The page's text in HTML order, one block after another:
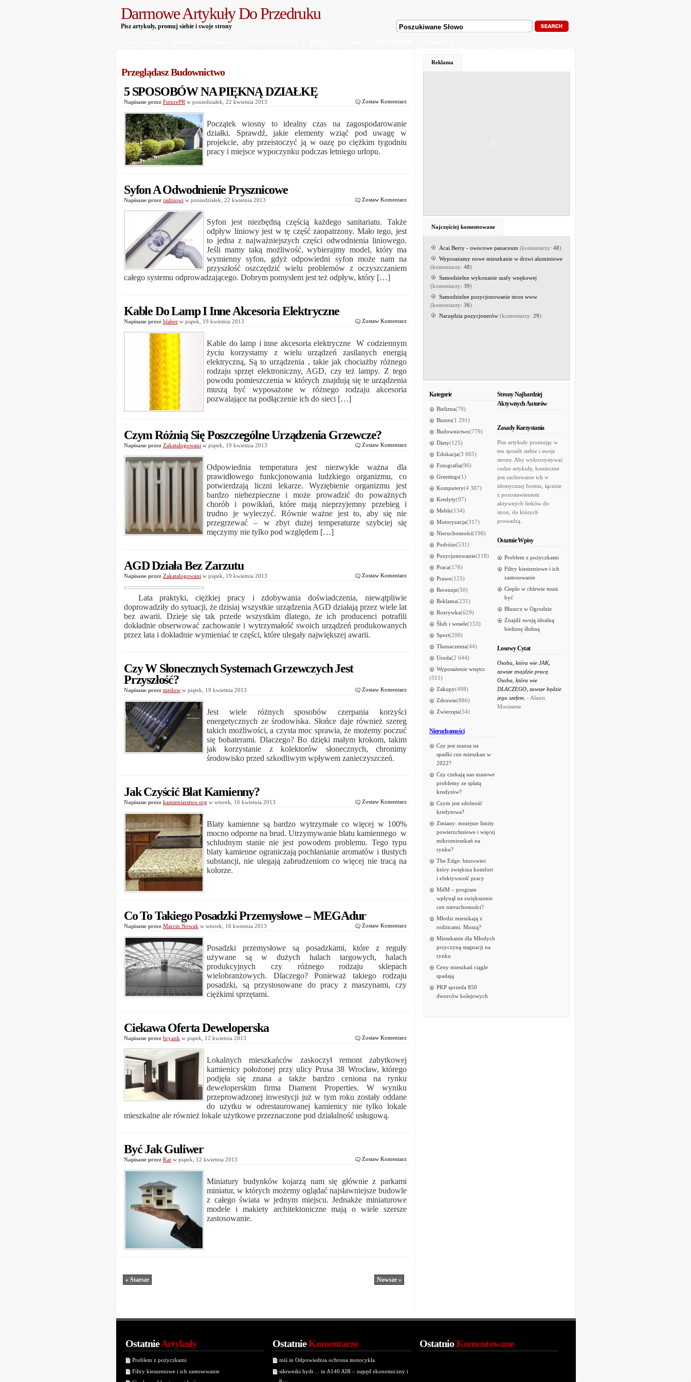
Darmowe Artykuły Do Przedruku
Pisz artykuły, promuj siebie i swoje strony
Przeglądasz Budownictwo
5 SPOSOBÓW NA PIĘKNĄ DZIAŁKĘ
Napisane przez FuturePR w poniedziałek, 22 kwietnia 2013 Zostaw Komentarz
Początek wiosny to idealny czas na zagospodarowanie
działki. Sprawdź, jakie elementy wziąć pod uwagę w
projekcie, aby przeistoczyć ją w oazę po ciężkim tygodniu
pracy i miejsce wypoczynku podczas letniego urlopu.
Syfon A Odwodnienie Prysznicowe
Napisane przez radziowi w poniedziałek, 22 kwietnia 2013 Zostaw Komentarz
Syfon jest niezbędną częścią każdego sanitariatu. Także
odpływ liniowy jest w tę część zaopatrzony. Mało tego, jest
to jedna z najważniejszych części odwodnienia liniowego.
Jeśli mamy taką możliwość, wybierajmy model, który ma
wymienny syfon, gdyż odpowiedni syfon może nam na
przyszłość oszczędzić wielu problemów z oczyszczaniem
całego systemu odprowadzającego. Dobrym pomysłem jest też odpływ, który […]
Kable Do Lamp I Inne Akcesoria Elektryczne
Napisane przez blaher w piątek, 19 kwietnia 2013 Zostaw Komentarz
Kable do lamp i inne akcesoria elektryczne W codziennym
życiu korzystamy z wielu urządzeń zasilanych energią
elektryczną, Są to urządzenia , takie jak chociażby różnego
rodzaju sprzęt elektroniczny, AGD, czy też lampy. Z tego
powodu pomieszczenia w których znajdują się te urządzenia
muszą być wyposażone w różnego rodzaju akcesoria
pozwalające na podłączenie ich do sieci […]
Czym Różnią Się Poszczególne Urządzenia Grzewcze?
Napisane przez Zakatalogowani w piątek, 19 kwietnia 2013 Zostaw Komentarz
Odpowiednia temperatura jest niezwykle ważna dla
prawidłowego funkcjonowania ludzkiego organizmu, co
potwierdzają liczni lekarze. Wyziębienie organizmu jest
bardzo niebezpieczne i może prowadzić do poważnych
chorób i powikłań, które mają nieprzyjemny przebieg i
trudno je wyleczyć. Równie ważne jest to, aby się nie
przegrzewać – w zbyt dużej temperaturze szybciej się
męczymy nie tylko pod względem […]
AGD Działa Bez Zarzutu
Napisane przez Zakatalogowani w piątek, 19 kwietnia 2013 Zostaw Komentarz
Lata praktyki, ciężkiej pracy i zdobywania doświadczenia, niewątpliwie
doprowadziły do sytuacji, że dzisiaj wszystkie urządzenia AGD działają przez wiele lat
bez awarii. Dzieje się tak przede wszystkim dlatego, że ich producenci potrafili
dokładnie obserwować zachowanie i wytrzymałość swoich urządzeń produkowanych
przez lata i dokładnie wymieniać te części, które ulegały największej awarii.
Czy W Słonecznych Systemach Grzewczych Jest
Przyszłość?
Napisane przez medow w piątek, 19 kwietnia 2013 Zostaw Komentarz
Jest wiele różnych sposobów czerpania korzyści
energetycznych ze środowiska. Słońce daje również szereg
takich możliwości, a czysta moc sprawia, że możemy poczuć
się bohaterami. Dlaczego? Bo dzięki małym krokom, takim
jak korzystanie z kolektorów słonecznych, chronimy
środowisko przed szkodliwym wpływem zanieczyszczeń.
Jak Czyścić Blat Kamienny?
Napisane przez kamieniarstwo.org w wtorek, 16 kwietnia 2013 Zostaw Komentarz
Blaty kamienne są bardzo wytrzymałe co więcej w 100%
mocno odporne na brud. Utrzymywanie blatu kamiennego w
schludnym stanie nie jest powodem problemu. Tego typu
blaty kamienne ograniczają pochłanianie aromatów i tłustych
substancji, nie ulegają zabrudzeniom co więcej nie tracą na
kolorze.
Co To Takiego Posadzki Przemysłowe – MEGAdur
Napisane przez Marcin Nowak w wtorek, 16 kwietnia 2013 Zostaw Komentarz
Posadzki przemysłowe są posadzkami, które z reguły
używane są w dużych halach targowych, halach
produkcyjnych czy różnego rodzaju sklepach
wielobranżowych. Dlaczego? Ponieważ takiego rodzaju
posadzki, są przystosowane do pracy z maszynami, czy
ciężkimi sprzętami.
Ciekawa Oferta Deweloperska
Napisane przez bryank w piątek, 12 kwietnia 2013 Zostaw Komentarz
Lokalnych mieszkańców zaskoczył remont zabytkowej
kamienicy położonej przy ulicy Prusa 38 Wrocław, którego
podjęła się znana a także bardzo ceniona na rynku
deweloperskim firma Diament Properties. W wyniku
przeprowadzonej inwestycji już w tym roku zostały oddane
do użytku w odrestaurowanej kamienicy nie tylko lokale
mieszkalne ale również lokale użytkowe przeznaczone pod działalność usługową.
Być Jak Guliwer
Napisane przez Kat w piątek, 12 kwietnia 2013 Zostaw Komentarz
Miniatury budynków kojarzą nam się głównie z parkami
miniatur, w których możemy oglądać najsławniejsze budowle
z całego świata w jednym miejscu. Jednakże miniaturowe
modele i makiety architektoniczne mają o wiele szersze
zastosowanie.
Nowsze »
« Starsze
Reklama
Najczęściej komentowane
Acai Berry - owocowe panaceum (komentarzy: 48)
Wyposażamy nowe mieszkanie w drzwi aluminiowe
(komentarzy: 48)
Samodzielne wykonanie szafy wnękowej
(komentarzy: 39)
Samodzielne pozycjonowanie stron www
(komentarzy: 36)
Narzędzia pozycjonerów (komentarzy: 29)
Kategorie
Bielizna(70)
Biznes(1 291)
Budownictwo(779)
Diety(125)
Edukacja(3 665)
Fotografia(96)
Greetings(1)
Komputery(4 307)
Kredyty(97)
Meble(134)
Motoryzacja(317)
Nieruchomości(198)
Podróże(531)
Pozycjonowanie(118)
Praca(176)
Prawo(125)
Recenzje(50)
Reklama(231)
Rozrywka(629)
Ślub i wesele(153)
Sport(200)
Tłumaczenia(44)
Uroda(2 644)
Wyposażenie wnętrz
(511)
Zakupy(498)
Zdrowie(886)
Zwierzęta(54)
Nieruchomości
Czy jest szansa na
spadki cen mieszkan w
2022?
Czy czekają nas masowe
problemy ze spłatą
kredytów?
Czym jest zdolność
kredytowa?
Zmiany: mniejsze limity
powierzchniowe i więcej
mikromieszkań na
rynku?
The Edge: biurowiec
który zwiększa komfort
i efektywność pracy
MdM – program
wpłynął na zwiększenie
cen nieruchomości?
Młodzi mieszkają z
rodzicami. Muszą?
Mieszkanie dla Młodych
przyczyną stagnacji na
rynku
Ceny mieszkań ciągle
spadają
PKP sprzeda 850
dworców kolejowych
Strony Najbardziej
Aktywnych Autorów
Zasady Korzystania
Pisz artykuły promując w
ten sposób siebie i swoje
strony. Aby wykorzystywać
cudze artykuły, konieczne
jest zachowanie ich w
identycznej formie, łącznie
z pozostawieniem
aktywnych linków do
stron, do których
prowadzą.
Ostatnie Wpisy
Problem z pożyczkami
Filtry kieszeniowe i ich
zastosowanie
Ciepło w chlewie musi
być
Bluszcz w Ogrodzie
Znajdź swoją idealną
bieliznę ślubną
Losowy Cytat
Osoba, która wie JAK,
zawsze znajdzie pracę.
Osoba, która wie
DLACZEGO, zawsze będzie
jego szefem. - Alanis
Morissette
OstatnieArtykuły
Problem z pożyczkami
Filtry kieszeniowe i ich zastosowanie
OstatnieKomentarze
miś in Odpowiednia ochrona motocykla
siłowniki hydr… in A140 AIR – napęd ekonomiczny i
p…
OstatnioKomentowane